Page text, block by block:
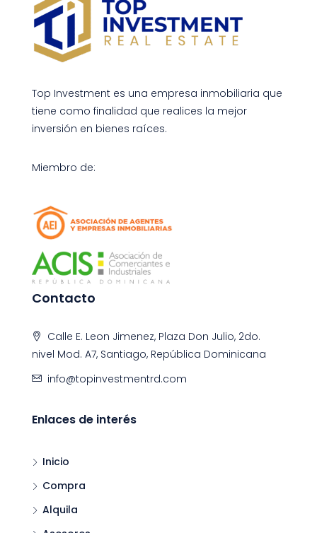
Top Investment es una empresa inmobiliaria que
tiene como finalidad que realices la mejor
inversión en bienes raíces.
Miembro de:
Contacto
Calle E. Leon Jimenez, Plaza Don Julio, 2do.
nivel Mod. A7, Santiago, República Dominicana
info@topinvestmentrd.com
Enlaces de interés
Inicio
Compra
Alquila